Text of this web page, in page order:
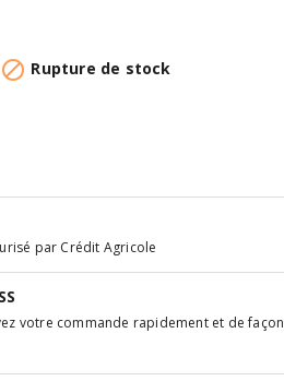
 Rupture de stock
par Crédit Agricole
votre commande rapidement et de façon